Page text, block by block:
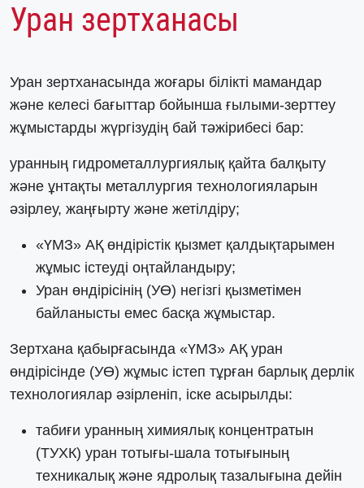
Уран зертханасы
Уран зертханасында жоғары білікті мамандар
және келесі бағыттар бойынша ғылыми-зерттеу
жұмыстарды жүргізудің бай тәжірибесі бар:
уранның гидрометаллургиялық қайта балқыту
және ұнтақты металлургия технологияларын
әзірлеу, жаңғырту және жетілдіру;
«ҮМЗ» АҚ өндірістік қызмет қалдықтарымен
жұмыс істеуді оңтайландыру;
Уран өндірісінің (УӨ) негізгі қызметімен
байланысты емес басқа жұмыстар.
Зертхана қабырғасында «ҮМЗ» АҚ уран
өндірісінде (УӨ) жұмыс істеп тұрған барлық дерлік
технологиялар әзірленіп, іске асырылды:
табиғи уранның химиялық концентратын
(ТУХК) уран тотығы-шала тотығының
техникалық және ядролық тазалығына дейін